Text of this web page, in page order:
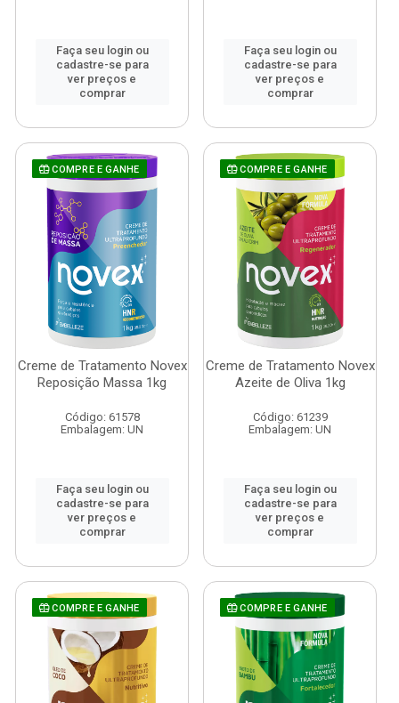
Faça seu login ou
cadastre-se para
ver preços e
comprar
Faça seu login ou
cadastre-se para
ver preços e
comprar
COMPRE E GANHE
Creme de Tratamento Novex
Reposição Massa 1kg
Código: 61578
Embalagem: UN
Faça seu login ou
cadastre-se para
ver preços e
comprar
COMPRE E GANHE
Creme de Tratamento Novex
Azeite de Oliva 1kg
Código: 61239
Embalagem: UN
Faça seu login ou
cadastre-se para
ver preços e
comprar
COMPRE E GANHE COMPRE E GANHE